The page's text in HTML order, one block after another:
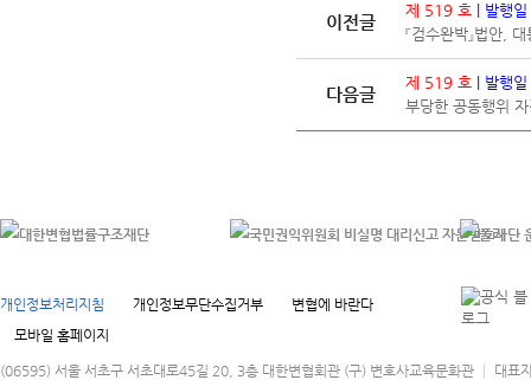
이전글
제 519 호 | 발행
『검수완박』법안,
다음글
제 519 호 | 발행
부당한 공동행위
개인정보처리지침 개인정보무단수집거부
변협에 바란다
모바일 홈페이지
(06595) 서울 서초구 서초대로45길 20, 3층 대한변협회관 (구) 변호사교육문화관 │ 대표